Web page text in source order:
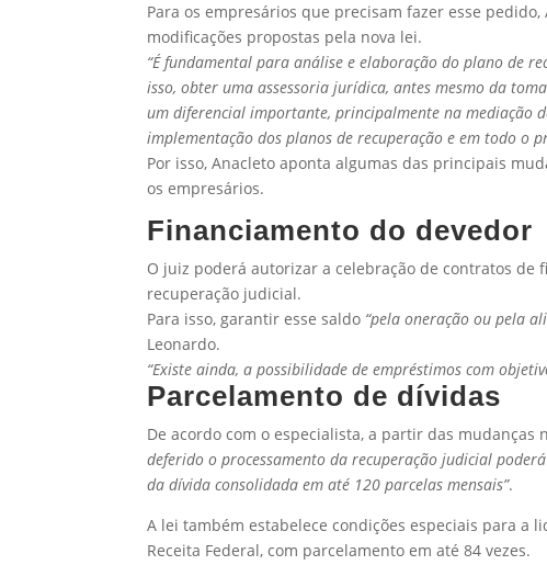
Para os empresários que precisam fazer esse
modificações propostas pela nova lei.
“É fundamental para análise e elaboração do plano de
isso, obter uma assessoria jurídica, antes mesmo da
um diferencial importante, principalmente na mediação
implementação dos planos de recuperação e em todo o
Por isso, Anacleto aponta algumas das principais
os empresários.
Financiamento do devedor
O juiz poderá autorizar a celebração de contratos de
recuperação judicial.
Para isso, garantir esse saldo “pela oneração ou pela
Leonardo.
“Existe ainda, a possibilidade de empréstimos com
Parcelamento de dívidas
De acordo com o especialista, a partir das mudanças
deferido o processamento da recuperação judicial
da dívida consolidada em até 120 parcelas mensais”.
A lei também estabelece condições especiais para a
Receita Federal, com parcelamento em até 84 vezes.